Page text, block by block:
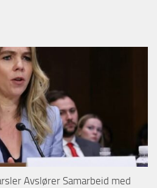
Avslører Samarbeid med